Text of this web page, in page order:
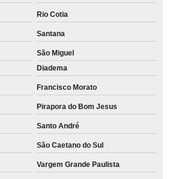
Rio Cotia
Santana
São Miguel
Diadema
Francisco Morato
Pirapora do Bom Jesus
Santo André
São Caetano do Sul
Vargem Grande Paulista